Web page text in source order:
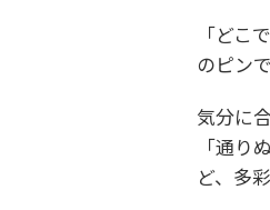
「どこ
のピン
気分に
「通
ど、多